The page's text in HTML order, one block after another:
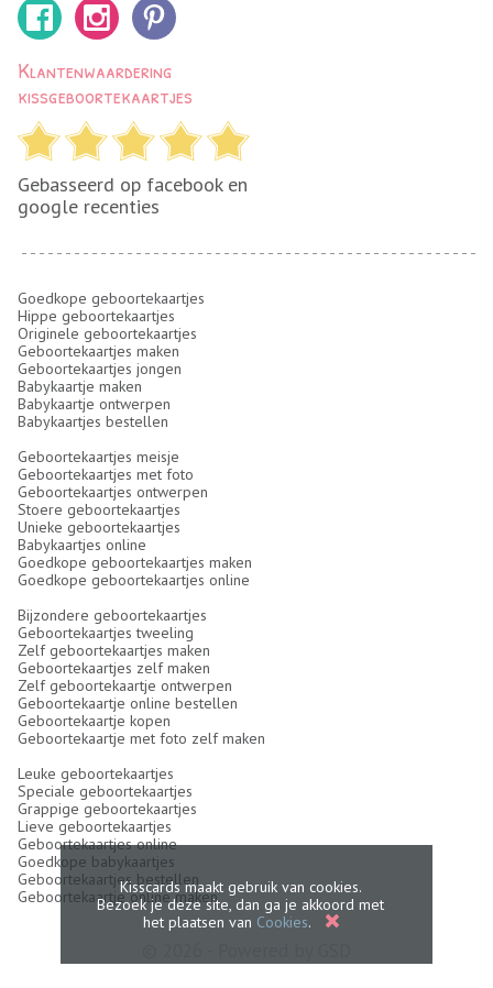
Klantenwaardering
kissgeboortekaartjes
Gebasseerd op facebook en
google recenties
Goedkope geboortekaartjes
Hippe geboortekaartjes
Originele geboortekaartjes
Geboortekaartjes maken
Geboortekaartjes jongen
Babykaartje maken
Babykaartje ontwerpen
Babykaartjes bestellen
Geboortekaartjes meisje
Geboortekaartjes met foto
Geboortekaartjes ontwerpen
Stoere geboortekaartjes
Unieke geboortekaartjes
Babykaartjes online
Goedkope geboortekaartjes maken
Goedkope geboortekaartjes online
Bijzondere geboortekaartjes
Geboortekaartjes tweeling
Zelf geboortekaartjes maken
Geboortekaartjes zelf maken
Zelf geboortekaartje ontwerpen
Geboortekaartje online bestellen
Geboortekaartje kopen
Geboortekaartje met foto zelf maken
Leuke geboortekaartjes
Speciale geboortekaartjes
Grappige geboortekaartjes
Lieve geboortekaartjes
Geboortekaartjes online
Goedkope babykaartjes
Geboortekaartjes bestellen
Geboortekaartje online makenKisscards maakt gebruik van cookies.
Bezoek je deze site, dan ga je akkoord met
het plaatsen van Cookies.